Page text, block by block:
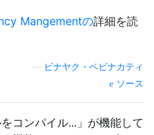
Mangementの詳細を読
ビナヤク・ベビナカティ
ソース
コンパイル...」が機能して